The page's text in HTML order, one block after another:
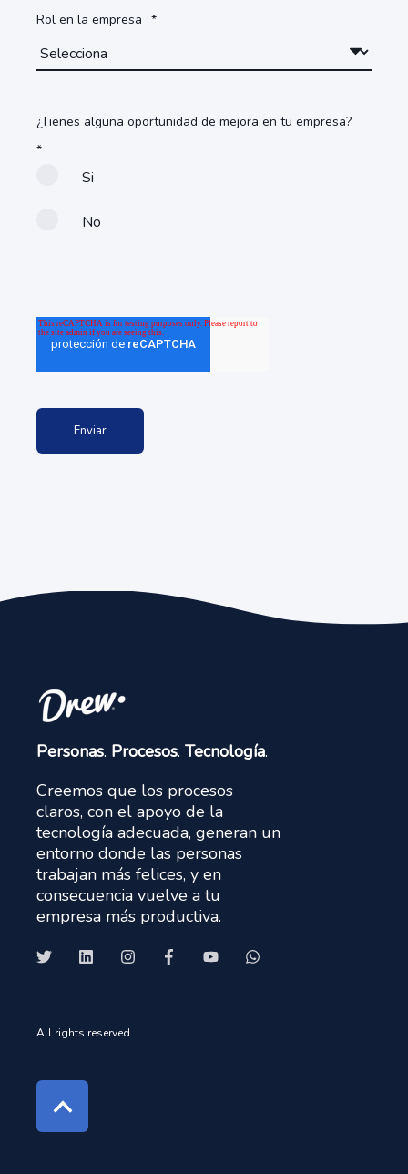
Rol en la empresa *
¿Tienes alguna oportunidad de mejora en tu empresa?
*
Si
No
Personas. Procesos. Tecnología.
Creemos que los procesos
claros, con el apoyo de la
tecnología adecuada, generan un
entorno donde las personas
trabajan más felices, y en
consecuencia vuelve a tu
empresa más productiva.
All rights reserved